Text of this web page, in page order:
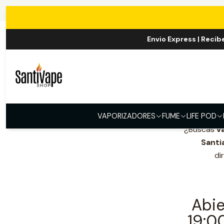
Envio Express |
VAPORIZADORES FUME LIFE POD
¿Buscas